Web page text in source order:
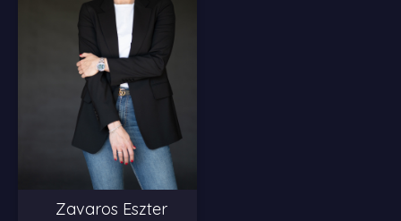
Zavaros Eszter